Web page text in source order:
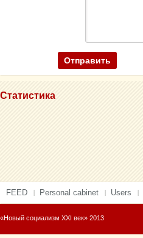
Статистика
FEED Personal cabinet Users
«Новый социализм XXI век» 2013